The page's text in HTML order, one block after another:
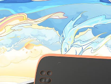
製品
示
製品
示
新製品
示
示
ル
示
フ